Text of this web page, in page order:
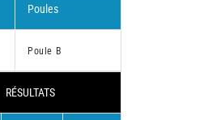
Poules
Poule B
RÉSULTATS